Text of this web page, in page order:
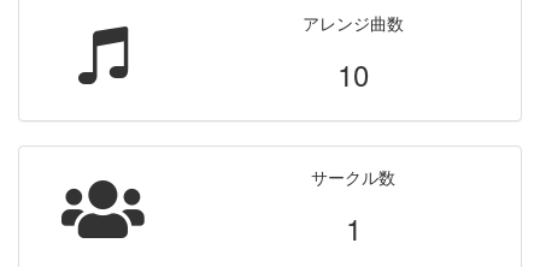
アレンジ曲数
10
サークル数
1